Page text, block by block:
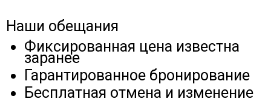
Наши обещания
Фиксированная цена известна
заранее
Гарантированное бронирование
Бесплатная отмена и изменение